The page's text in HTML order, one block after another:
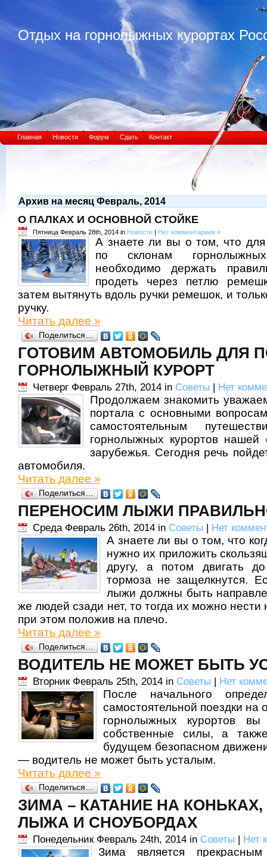
Отдых на горнолыжных курортах
Главная Новости Форум Сдать Контакт
Архив на месяц Февраль, 2014
О ПАЛКАХ И ОСНОВНОЙ СТОЙКЕ
Пятница Февраль 28th, 2014 in Новости | Нет комментариев »
А знаете ли вы о том, что для
по склонам
необходимо держать
продеть через петлю
затем вытянуть вдоль ручки ремешок, и
ручку.
Читать далее »
Поделиться…
ГОТОВИМ АВТОМОБИЛЬ ДЛЯ
ГОРНОЛЫЖНЫЙ КУРОРТ
Четверг Февраль 27th, 2014 in Советы | Нет
Продолжаем знакомить
портала с основными
самостоятельным
горнолыжных курортов нашей
зарубежья. Сегодня речь
автомобиля.
Читать далее »
Поделиться…
ПЕРЕНОСИМ ЛЫЖИ
Среда Февраль 26th, 2014 in Советы | Нет
А знаете ли вы о том, что
нужно их приложить
другу, а потом двигать
тормоза не защелкнутся.
лыжи должны быть
же людей сзади нет, то тогда их можно нести
при этом положив на плечо.
Читать далее »
Поделиться…
ВОДИТЕЛЬ НЕ МОЖЕТ БЫТЬ
Вторник Февраль 25th, 2014 in Советы | Нет
После начального
самостоятельной поездки на
горнолыжных курортов вы
собственные силы, а
будущем безопасном
— водитель не может быть усталым.
Читать далее »
Поделиться…
ЗИМА – КАТАНИЕ НА
ЛЫЖА И СНОУБОРДАХ
Понедельник Февраль 24th, 2014 in Советы | Нет
Зима является